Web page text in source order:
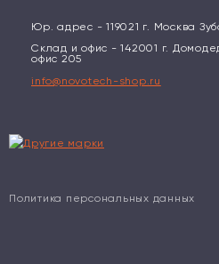
Юр. адрес - 119021 г. Москва
Склад и офис - 142001 г.
офис 205
info@novotech-shop.ru
Политика персональных данных